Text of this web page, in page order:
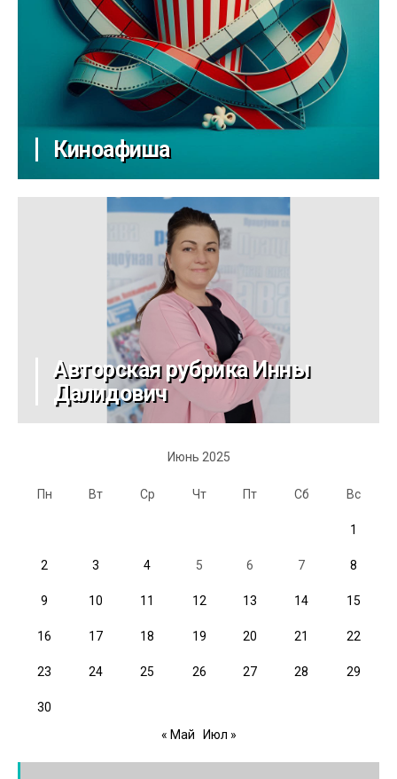
Киноафиша
Авторская рубрика Инны
Далидович
Июнь 2025
Пн Вт Ср Чт Пт Сб Вс
1
2 3 4 5 6 7 8
9 10 11 12 13 14 15
16 17 18 19 20 21 22
23 24 25 26 27 28 29
30
« Май
Июл »